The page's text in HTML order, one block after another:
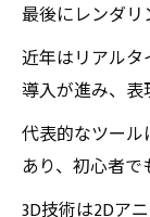
最後にレンダリ
近年はリアル
導入が進み、表
代表的なツール
あり、初心者で
3D技術は2Dア